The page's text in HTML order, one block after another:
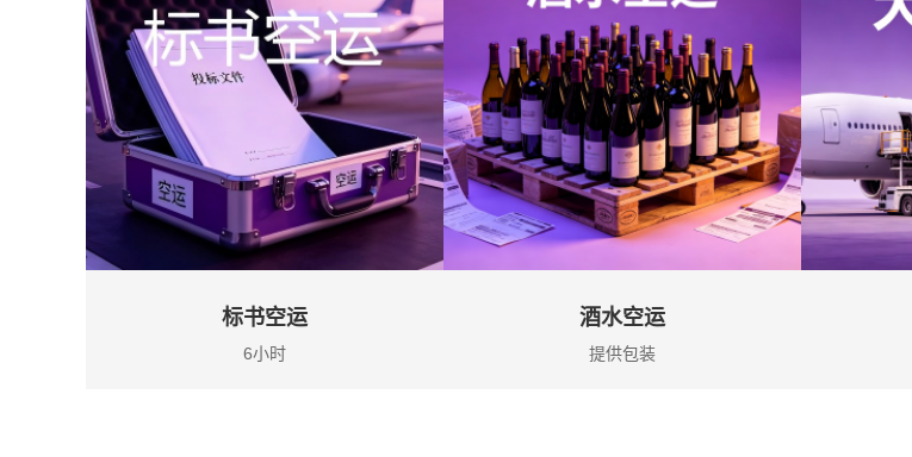
标书空运
6小时
酒水空运
提供包装